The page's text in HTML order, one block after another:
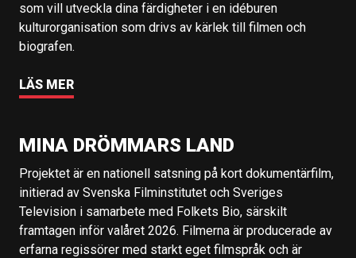
som vill utveckla dina färdigheter i en idéburen
kulturorganisation som drivs av kärlek till filmen och
biografen.
LÄS MER
MINA DRÖMMARS LAND
Projektet är en nationell satsning på kort dokumentärfilm,
initierad av Svenska Filminstitutet och Sveriges
Television i samarbete med Folkets Bio, särskilt
framtagen inför valåret 2026. Filmerna är producerade av
erfarna regissörer med starkt eget filmspråk och är